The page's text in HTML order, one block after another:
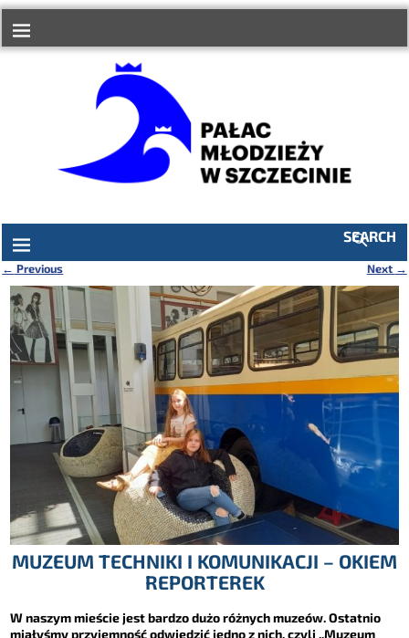
treści
SEARCH
Nawigacja
← Previous Next →
MUZEUM TECHNIKI I KOMUNIKACJI – OKIEM
REPORTEREK
W naszym mieście jest bardzo dużo różnych muzeów. Ostatnio
miałyśmyprzyjemność odwiedzić jedno z nich, czyli ,,Muzeum